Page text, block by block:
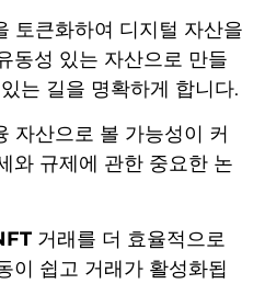
토큰화하여 디지털 자산을
동성 있는 자산으로 만들
는 길을 명확하게 합니다.
자산으로 볼 가능성이 커
와 규제에 관한 중요한 논
거래를 더 효율적으로
이 쉽고 거래가 활성화됩